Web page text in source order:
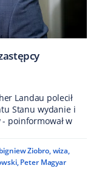
Landau polecił
Stanu wydanie i
poinformował w
Ziobro,wiza,
, Peter Magyar